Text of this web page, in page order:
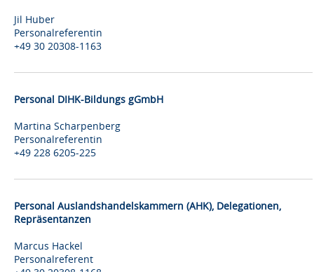
Jil Huber
Personalreferentin
+49 30 20308-1163
Personal DIHK-Bildungs gGmbH
Martina Scharpenberg
Personalreferentin
+49 228 6205-225
Personal Auslandshandelskammern (AHK), Delegationen,
Repräsentanzen
Marcus Hackel
Personalreferent